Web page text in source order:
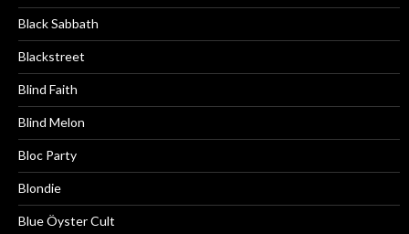
Black Sabbath
Blackstreet
Blind Faith
Blind Melon
Bloc Party
Blondie
Blue Öyster Cult